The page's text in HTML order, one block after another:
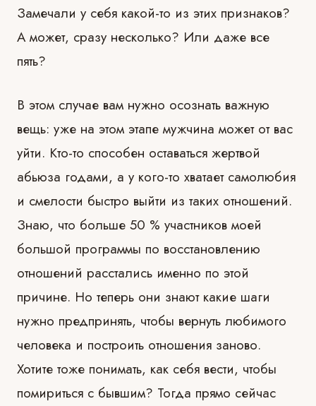
Замечали у себя какой-то из этих признаков?
А может, сразу несколько? Или даже все
пять?
В этом случае вам нужно осознать важную
вещь: уже на этом этапе мужчина может от вас
уйти. Кто-то способен оставаться жертвой
абьюза годами, а у кого-то хватает самолюбия
и смелости быстро выйти из таких отношений.
Знаю, что больше 50 % участников моей
большой программы по восстановлению
отношений расстались именно по этой
причине. Но теперь они знают какие шаги
нужно предпринять, чтобы вернуть любимого
человека и построить отношения заново.
Хотите тоже понимать, как себя вести, чтобы
помириться с бывшим? Тогда прямо сейчас